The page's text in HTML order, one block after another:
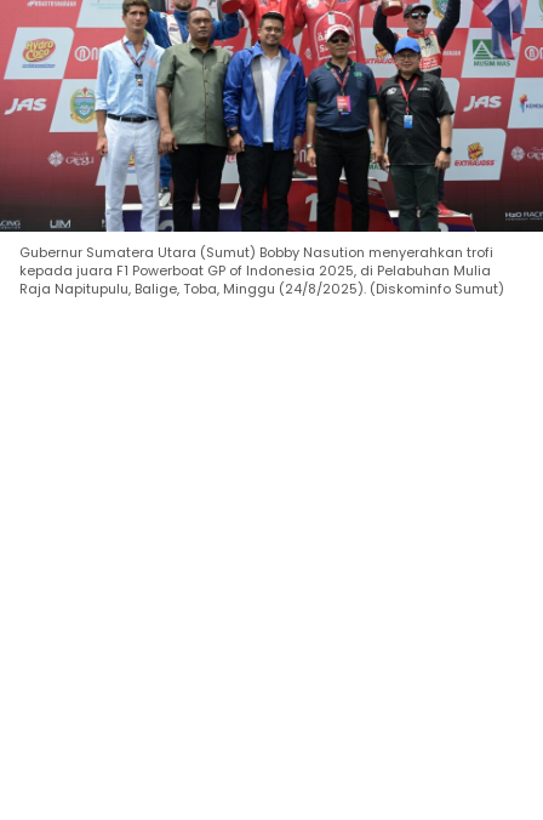
Gubernur Sumatera Utara (Sumut) Bobby Nasution menyerahkan trofi
kepada juara F1 Powerboat GP of Indonesia 2025, di Pelabuhan Mulia
Raja Napitupulu, Balige, Toba, Minggu (24/8/2025). (Diskominfo Sumut)